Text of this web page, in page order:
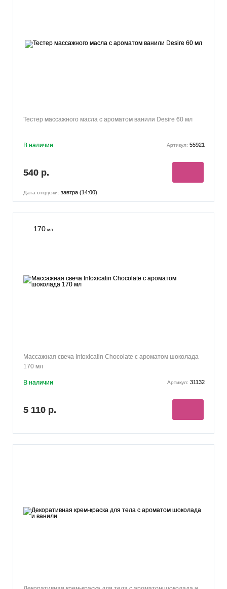
Тестер массажного масла с ароматом ванили Desire 60 мл
В наличии Артикул: 55921
540 р.
Дата отгрузки: завтра (14:00)
170 мл
Массажная свеча Intoxicatin Chocolate с ароматом шоколада
170 мл
В наличии Артикул: 31132
5 110 р.